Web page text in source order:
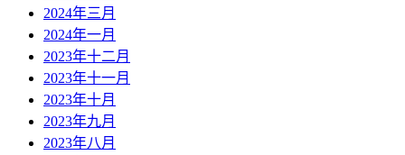
2024年三月
2024年一月
2023年十二月
2023年十一月
2023年十月
2023年九月
2023年八月